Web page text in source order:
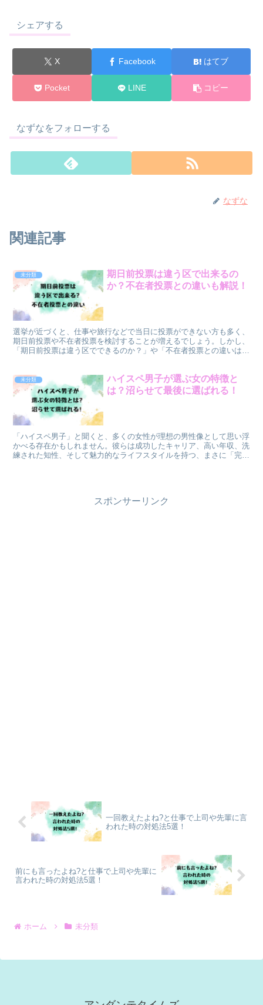
シェアする
X Facebook はてブ
Pocket LINE コピー
なずなをフォローする
なずな
関連記事
未分類
期日前投票は違う区で出来るの
か？不在者投票との違いも解説！
選挙が近づくと、仕事や旅行などで当日に投票ができない方も多く、
期日前投票や不在者投票を検討することが増えるでしょう。しかし、
「期日前投票は違う区でできるのか？」や「不在者投票との違いは何
未分類
ハイスペ男子が選ぶ女の特徴と
は？沼らせて最後に選ばれる！
「ハイスペ男子」と聞くと、多くの女性が理想の男性像として思い浮
かべる存在かもしれません。彼らは成功したキャリア、高い年収、洗
練された知性、そして魅力的なライフスタイルを持つ、まさに「完
スポンサーリンク
一回教えたよね?と仕事で上司や先輩に言
われた時の対処法5選！
前にも言ったよね?と仕事で上司や先輩に
言われた時の対処法5選！
ホーム 未分類